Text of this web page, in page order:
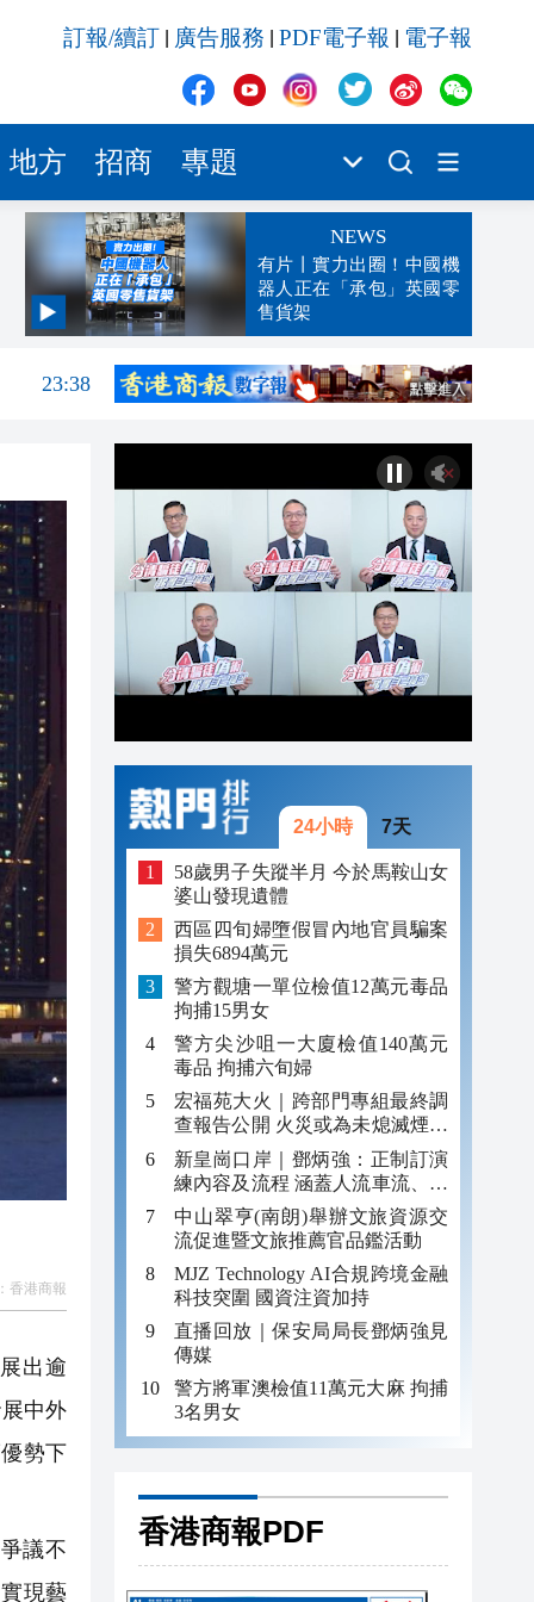
訂報/續訂 廣告服務 PDF電子報 電子報
地方 招商 專題
NEWS
有片丨實力出圈！中國機
器人正在「承包」英國零
售貨架
23:45
23:38
22:57
22:46
22:22
香港商報
出逾
中外
勢下
議不
現藝
24小時 7天
58歲男子失蹤半月 今於馬鞍山女
婆山發現遺體
西區四旬婦墮假冒內地官員騙案
損失6894萬元
警方觀塘一單位檢值12萬元毒品
拘捕15男女
警方尖沙咀一大廈檢值140萬元
毒品 拘捕六旬婦
宏福苑大火｜跨部門專組最終調
查報告公開 火災或為未熄滅煙頭
引發
新皇崗口岸｜鄧炳強：正制訂演
練內容及流程 涵蓋人流車流、緊
急應變等
中山翠亨(南朗)舉辦文旅資源交
流促進暨文旅推薦官品鑑活動
MJZ Technology AI合規跨境金融
科技突圍 國資注資加持
直播回放｜保安局局長鄧炳強見
傳媒
警方將軍澳檢值11萬元大麻 拘捕
3名男女
香港商報PDF